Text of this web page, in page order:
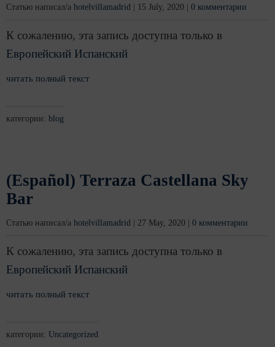
Статью написал/а hotelvillamadrid 15 July, 2020 0 комментарии
К сожалению, эта запись доступна только в
Европейский Испанский
читать полный текст
категории: blog
(Español) Terraza Castellana Sky
Bar
Статью написал/а hotelvillamadrid 27 May, 2020 0 комментарии
К сожалению, эта запись доступна только в
Европейский Испанский
читать полный текст
категории: Uncategorized